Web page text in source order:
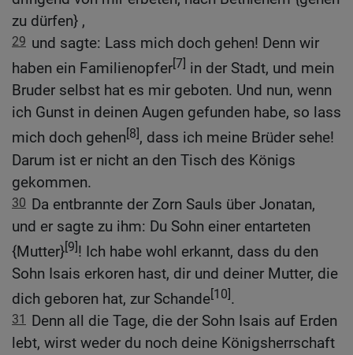
zu dürfen} ,
29 und sagte: Lass mich doch gehen! Denn wir
haben ein Familienopfer[7] in der Stadt, und mein
Bruder selbst hat es mir geboten. Und nun, wenn
ich Gunst in deinen Augen gefunden habe, so lass
mich doch gehen[8], dass ich meine Brüder sehe!
Darum ist er nicht an den Tisch des Königs
gekommen.
30 Da entbrannte der Zorn Sauls über Jonatan,
und er sagte zu ihm: Du Sohn einer entarteten
{Mutter}[9]! Ich habe wohl erkannt, dass du den
Sohn Isais erkoren hast, dir und deiner Mutter, die
dich geboren hat, zur Schande[10].
31
Denn all die Tage, die der Sohn Isais auf Erden
lebt, wirst weder du noch deine Königsherrschaft